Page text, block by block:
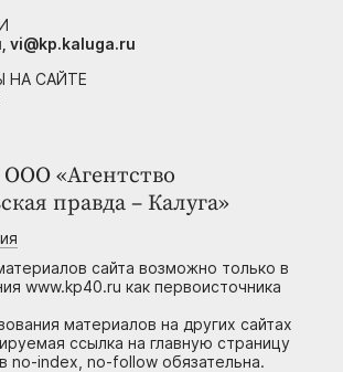
ООО «Агентство
правда – Калуга»
сайта возможно только в
www.kp40.ru как первоисточника
материалов на других сайтах
ссылка на главную страницу
no-index, no-follow обязательна.
vi@kp.kaluga.ru
НА САЙТЕ